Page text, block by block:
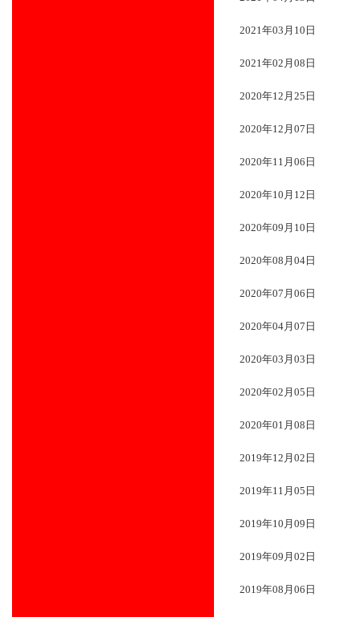
2021年03月10日
2021年02月08日
2020年12月25日
2020年12月07日
2020年11月06日
2020年10月12日
2020年09月10日
2020年08月04日
2020年07月06日
2020年04月07日
2020年03月03日
2020年02月05日
2020年01月08日
2019年12月02日
2019年11月05日
2019年10月09日
2019年09月02日
2019年08月06日